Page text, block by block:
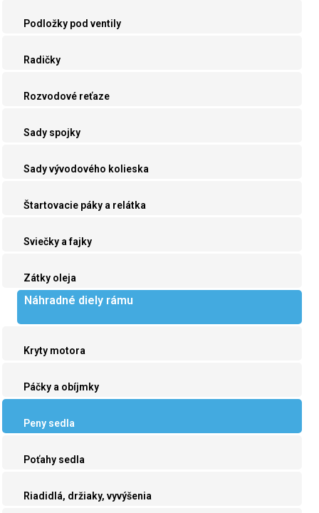
Podložky pod ventily
Radičky
Rozvodové reťaze
Sady spojky
Sady vývodového kolieska
Štartovacie páky a relátka
Sviečky a fajky
Zátky oleja
Náhradné diely rámu
Kryty motora
Páčky a obíjmky
Peny sedla
Poťahy sedla
Riadidlá, držiaky, vyvýšenia